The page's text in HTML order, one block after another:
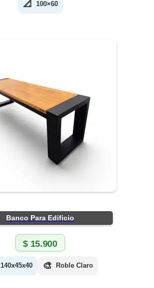
📐 100×60
Banco Para Edificio
$15.900
140x45x40 🎨 Roble Claro